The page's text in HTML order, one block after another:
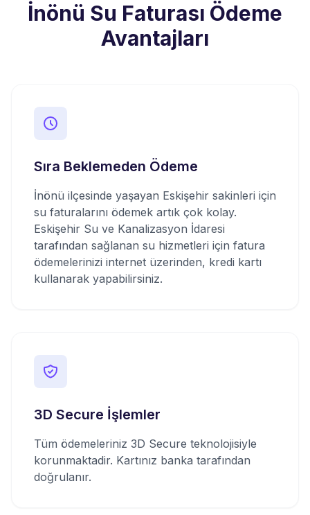
İnönü Su Faturası Ödeme
Avantajları
Sıra Beklemeden Ödeme
İnönü ilçesinde yaşayan Eskişehir sakinleri için
su faturalarını ödemek artık çok kolay.
Eskişehir Su ve Kanalizasyon İdaresi
tarafından sağlanan su hizmetleri için fatura
ödemelerinizi internet üzerinden, kredi kartı
kullanarak yapabilirsiniz.
3D Secure İşlemler
Tüm ödemeleriniz 3D Secure teknolojisiyle
korunmaktadir. Kartınız banka tarafından
doğrulanır.